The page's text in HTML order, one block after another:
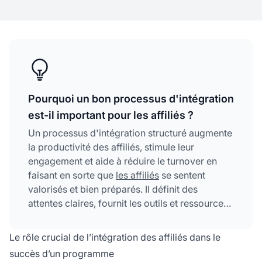
Pourquoi un bon processus d'intégration
est-il important pour les affiliés ?
Un processus d'intégration structuré augmente
la productivité des affiliés, stimule leur
engagement et aide à réduire le turnover en
faisant en sorte que les affiliés se sentent
valorisés et bien préparés. Il définit des
attentes claires, fournit les outils et ressources
d'appartenance qui favorise l'engagement et la
performance à long terme.
Le rôle crucial de l’intégration des affiliés dans le
succès d’un programme